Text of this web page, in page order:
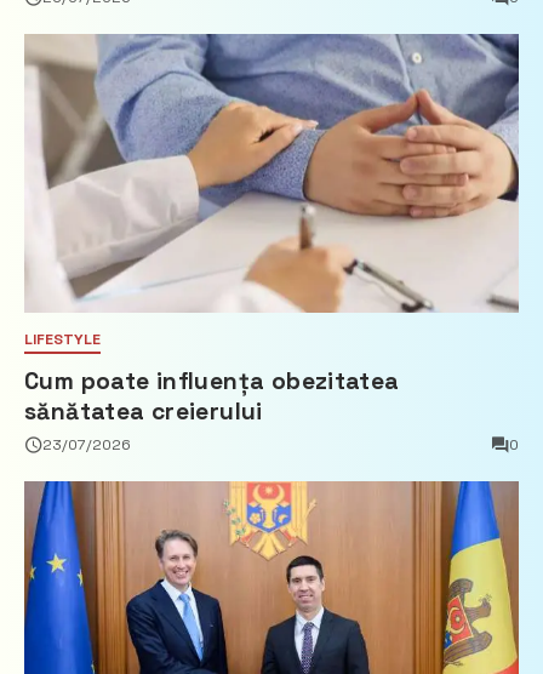
LIFESTYLE
Cum poate influența obezitatea
sănătatea creierului
23/07/2026 0